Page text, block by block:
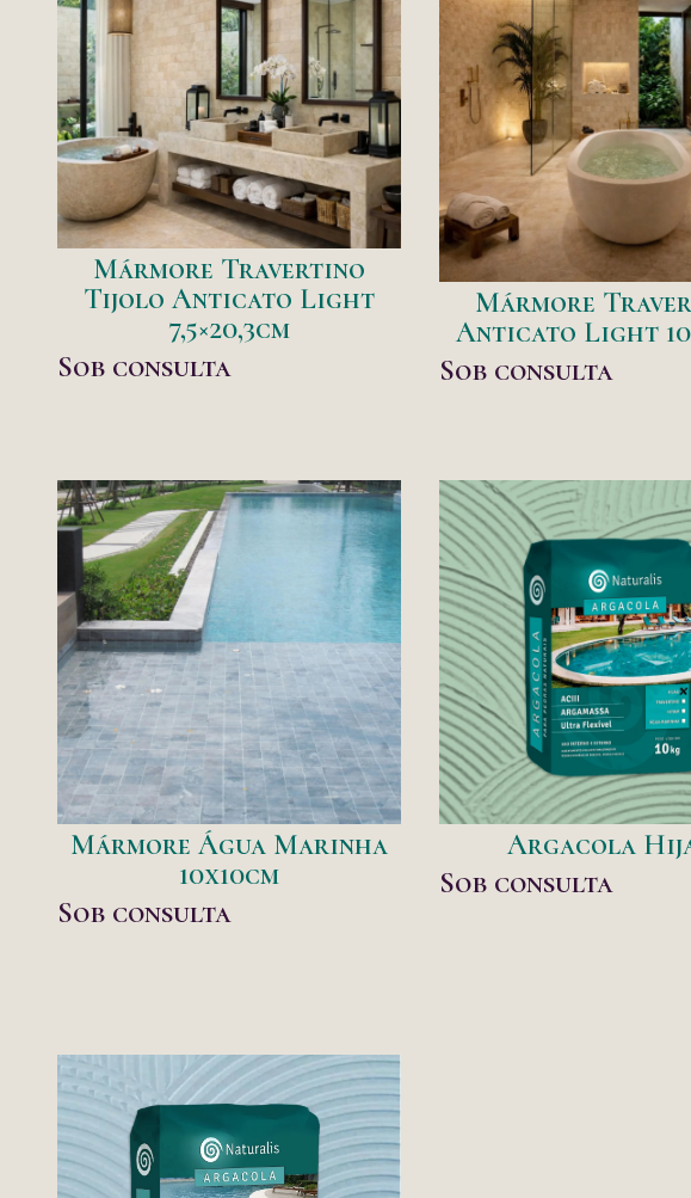
Mármore Travertino
Tijolo Anticato Light
7,5×20,3cm
Sob consulta
Mármore
Anticato Light
Sob consulta
Mármore Água Marinha
10x10cm
Sob consulta
Argacola
Sob consulta